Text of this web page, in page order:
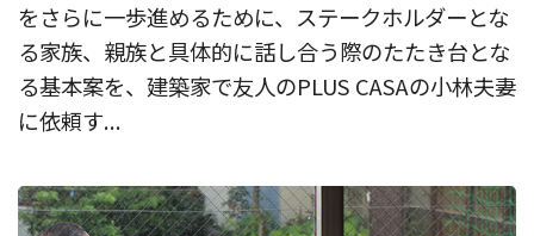
をさらに一歩進めるために、ステークホルダーとな
る家族、親族と具体的に話し合う際のたたき台とな
る基本案を、建築家で友人のPLUS CASAの小林夫妻
に依頼す...